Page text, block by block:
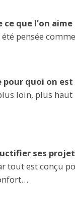
ce que l’on
été pensée
pour quoi on
loin, plus haut
ses
tout est conçu